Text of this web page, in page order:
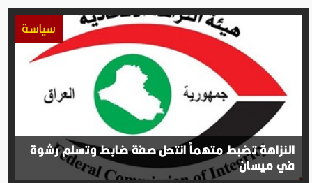
سياسة
النزاهة تضبط متهماً انتحل صفة ضابط وتسلم رشوة
في ميسان